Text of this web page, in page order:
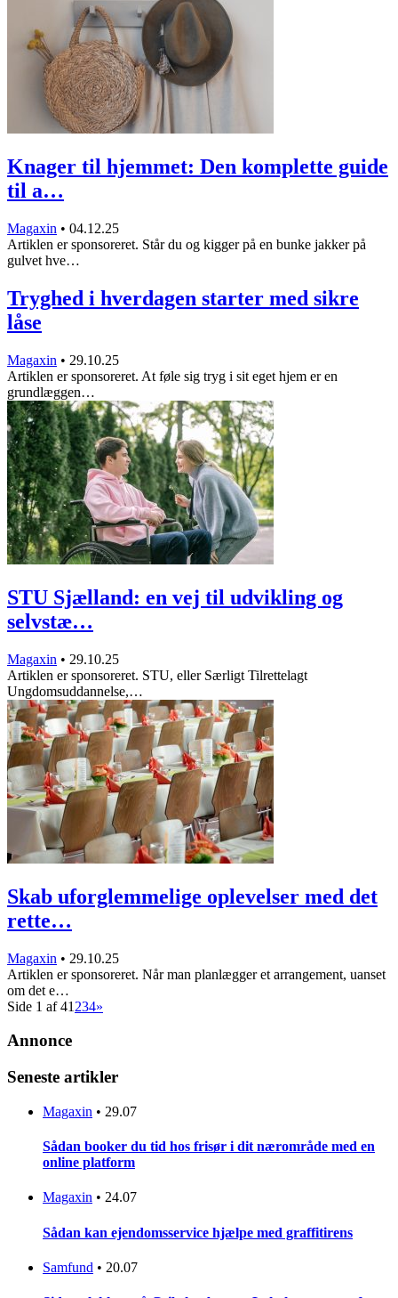
Knager til hjemmet: Den komplette guide
til a…
Magaxin • 04.12.25
Artiklen er sponsoreret. Står du og kigger på en bunke jakker på
gulvet hve…
Tryghed i hverdagen starter med sikre
låse
Magaxin • 29.10.25
Artiklen er sponsoreret. At føle sig tryg i sit eget hjem er en
grundlæggen…
STU Sjælland: en vej til udvikling og
selvstæ…
Magaxin • 29.10.25
Artiklen er sponsoreret. STU, eller Særligt Tilrettelagt
Ungdomsuddannelse,…
Skab uforglemmelige oplevelser med det
rette…
Magaxin • 29.10.25
Artiklen er sponsoreret. Når man planlægger et arrangement, uanset
om det e…
Side 1 af 41 234»
Annonce
Seneste artikler
Magaxin • 29.07
Sådan booker du tid hos frisør i dit nærområde med en
online platform
Magaxin • 24.07
Sådan kan ejendomsservice hjælpe med graffitirens
Samfund • 20.07